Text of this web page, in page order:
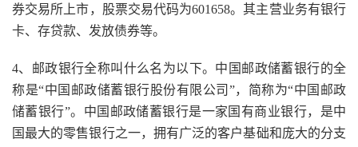
券交易所上市，股票交易代码为601658。其主营业务有银行
卡、存贷款、发放债券等。
4、邮政银行全称叫什么名为以下。中国邮政储蓄银行的全
称是“中国邮政储蓄银行股份有限公司”，简称为“中国邮政
储蓄银行”。中国邮政储蓄银行是一家国有商业银行，是中
国最大的零售银行之一，拥有广泛的客户基础和庞大的分支